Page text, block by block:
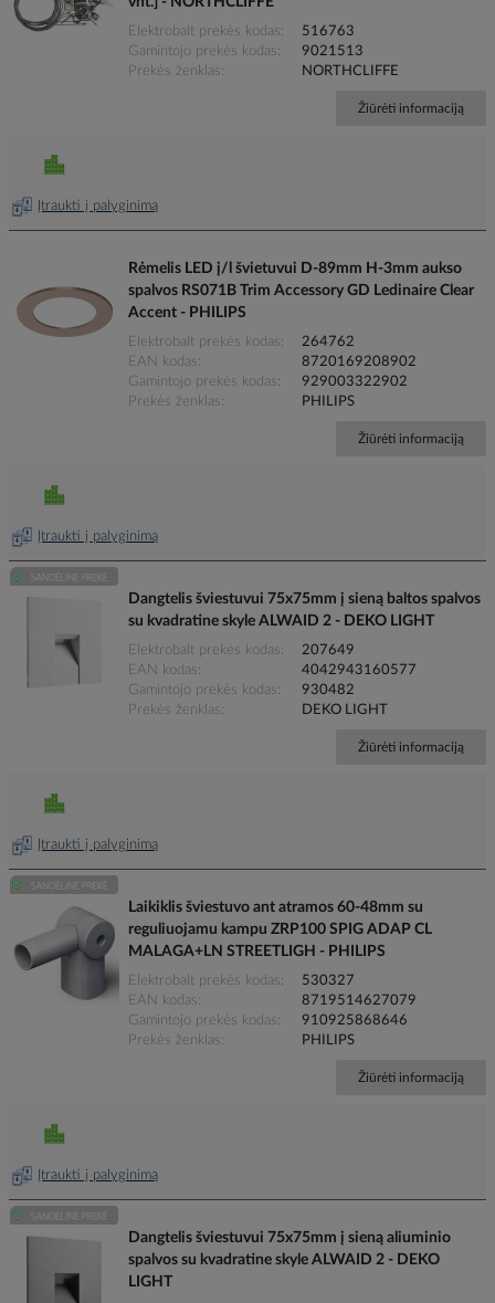
Elektrobalt prekės kodas
516763
Gamintojo prekės kodas
9021513
Prekės ženklas
NORTHCLIFFE
Žiūrėti informaciją
Įtraukti į palyginimą
Rėmelis LED į/l švietuvui D-89mm H-3mm aukso
spalvos RS071B Trim Accessory GD Ledinaire Clear
Accent - PHILIPS
Elektrobalt prekės kodas
264762
EAN kodas
8720169208902
Gamintojo prekės kodas
929003322902
Prekės ženklas
PHILIPS
Žiūrėti informaciją
Įtraukti į palyginimą
Dangtelis šviestuvui 75x75mm į sieną baltos spalvos
su kvadratine skyle ALWAID 2 - DEKO LIGHT
Elektrobalt prekės kodas
207649
EAN kodas
4042943160577
Gamintojo prekės kodas
930482
Prekės ženklas
DEKO LIGHT
Žiūrėti informaciją
Įtraukti į palyginimą
Laikiklis šviestuvo ant atramos 60-48mm su
reguliuojamu kampu ZRP100 SPIG ADAP CL
MALAGA+LN STREETLIGH - PHILIPS
Elektrobalt prekės kodas
530327
EAN kodas
8719514627079
Gamintojo prekės kodas
910925868646
Prekės ženklas
PHILIPS
Žiūrėti informaciją
Įtraukti į palyginimą
Dangtelis šviestuvui 75x75mm į sieną aliuminio
spalvos su kvadratine skyle ALWAID 2 - DEKO
LIGHT